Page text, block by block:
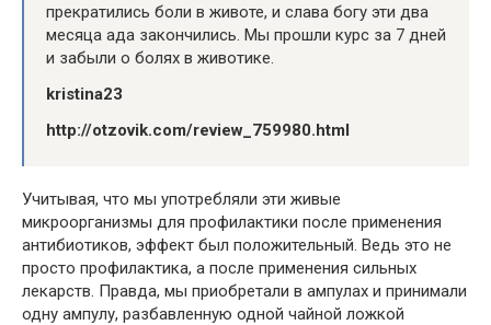
прекратились боли в животе, и слава богу эти два
месяца ада закончились. Мы прошли курс за 7 дней
и забыли о болях в животике.
kristina23
http://otzovik.com/review_759980.html
Учитывая, что мы употребляли эти живые
микроорганизмы для профилактики после применения
антибиотиков, эффект был положительный. Ведь это не
просто профилактика, а после применения сильных
лекарств. Правда, мы приобретали в ампулах и принимали
одну ампулу, разбавленную одной чайной ложкой